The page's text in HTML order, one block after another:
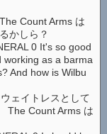
Count Arms は
かしら？
0 It's so good
working as a barma
And how is Wilbu
ェイトレスとして
The Count Arms は